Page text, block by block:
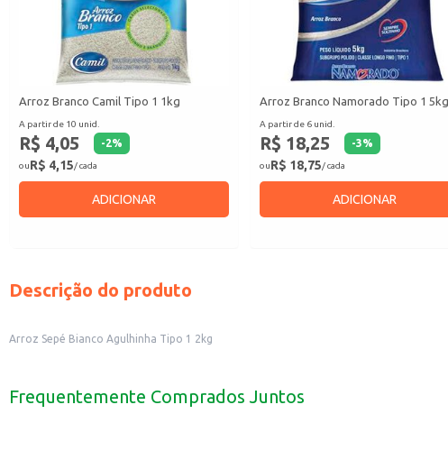
Arroz Branco Camil Tipo 1 1kg
A partir de 10 unid.
R$ 4,05 -2%
ouR$ 4,15/ cada
ADICIONAR
Arroz Branco Namorado Tipo 1 5kg
A partir de 6 unid.
R$ 18,25 -3%
ouR$ 18,75/ cada
ADICIONAR
Descrição do produto
Arroz Sepé Bianco Agulhinha Tipo 1 2kg
Frequentemente Comprados Juntos